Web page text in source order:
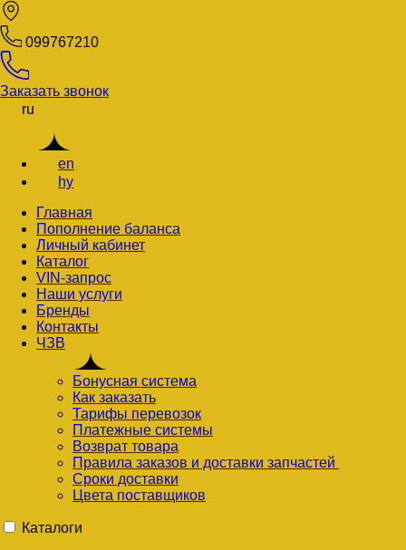
099767210
Заказать звонок
ru
en
hy
Главная
Пополнение баланса
Личный кабинет
Каталог
VIN-запрос
Наши услуги
Бренды
Контакты
ЧЗВ
Бонусная система
Как заказать
Тарифы перевозок
Платежные системы
Возврат товара
Правила заказов и доставки запчастей
Сроки доставки
Цвета поставщиков
Каталоги